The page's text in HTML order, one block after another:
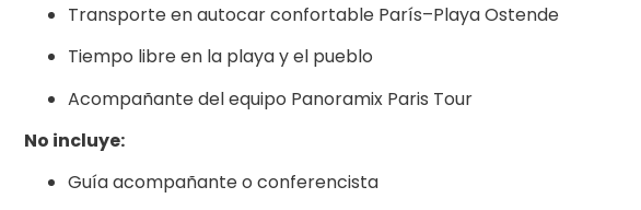
Transporte en autocar confortable París–Playa Ostende
Tiempo libre en la playa y el pueblo
Acompañante del equipo Panoramix Paris Tour
No incluye:
Guía acompañante o conferencista